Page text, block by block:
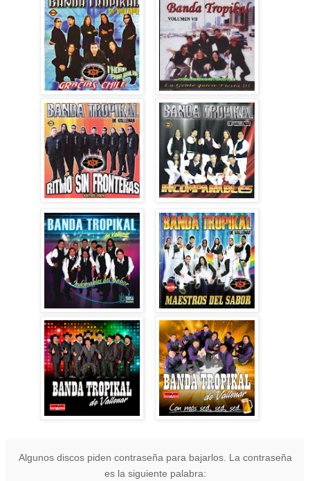
Algunos discos piden contraseña para bajarlos. La contraseña
es la siguiente palabra: